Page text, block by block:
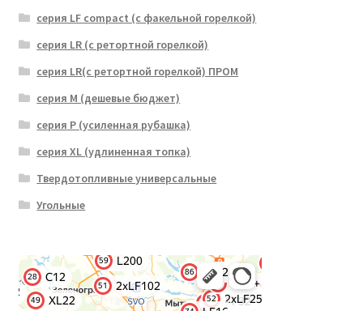
серия LF compact (с факельной горелкой)
серия LR (с ретортной горелкой)
серия LR(с ретортной горелкой) ПРОМ
серия M (дешевые бюджет)
серия P (усиленная рубашка)
серия XL (удлиненная топка)
Твердотопливные универсальные
Угольные